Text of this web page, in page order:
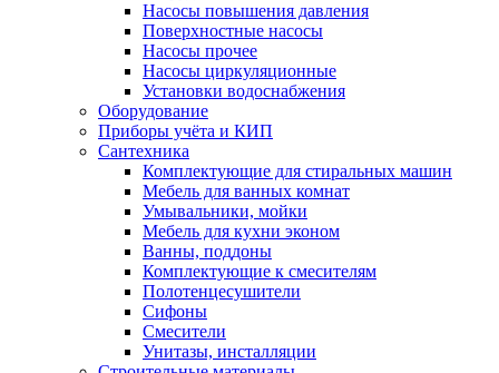
Насосы повышения давления
Поверхностные насосы
Насосы прочее
Насосы циркуляционные
Установки водоснабжения
Оборудование
Приборы учёта и КИП
Сантехника
Комплектующие для стиральных машин
Мебель для ванных комнат
Умывальники, мойки
Мебель для кухни эконом
Ванны, поддоны
Комплектующие к смесителям
Полотенцесушители
Сифоны
Смесители
Унитазы, инсталляции